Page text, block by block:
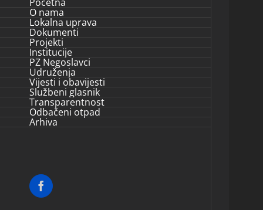
O nama
Lokalna uprava
Dokumenti
Projekti
Institucije
PZ Negoslavci
Udruženja
Vijesti i obavijesti
Službeni glasnik
Transparentnost
Odbačeni otpad
Arhiva
Facebook